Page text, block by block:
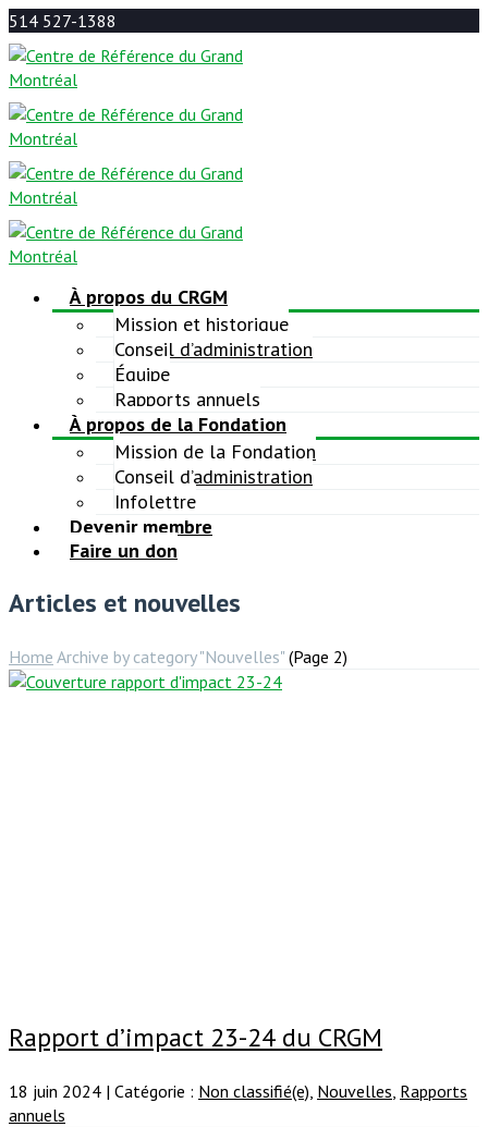
514 527-1388
À propos du CRGM
Mission et historique
Conseil d’administration
Équipe
Rapports annuels
À propos de la Fondation
Mission de la Fondation
Conseil d’administration
Infolettre
Devenir membre
Faire un don
Articles et nouvelles
Home Archive by category "Nouvelles" (Page 2)
Rapport d’impact 23-24 du CRGM
18 juin 2024 | Catégorie : Non classifié(e) Nouvelles Rapports
annuels